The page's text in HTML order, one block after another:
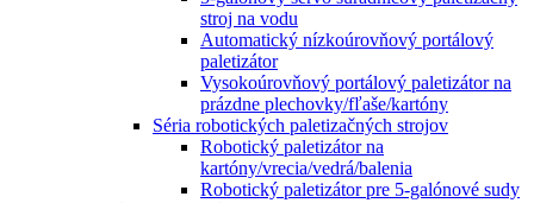
stroj na vodu
Automatický nízkoúrovňový portálový
paletizátor
Vysokoúrovňový portálový paletizátor na
prázdne plechovky/fľaše/kartóny
Séria robotických paletizačných strojov
Robotický paletizátor na
kartóny/vrecia/vedrá/balenia
Robotický paletizátor pre 5-galónové sudy